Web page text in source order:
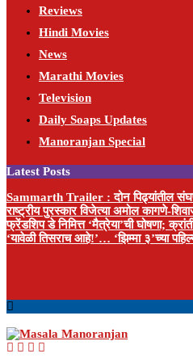
Reviews
Hindi Movies
News
Marathi Movies
Television
Daily Soaps Updates
Manoranjan Special
Latest Posts
Sammarth Trailer : दोन पिढ्यांतील
राष्ट्रीय पुरस्कार विजेत्या अमोल कागणे-
फ्रेंडशिप डे निमित्त ‘मैत्रेया’ची घोषणा;
‘यावेळी तिसराच आहे!’… ‘झिम्मा ३’च्या